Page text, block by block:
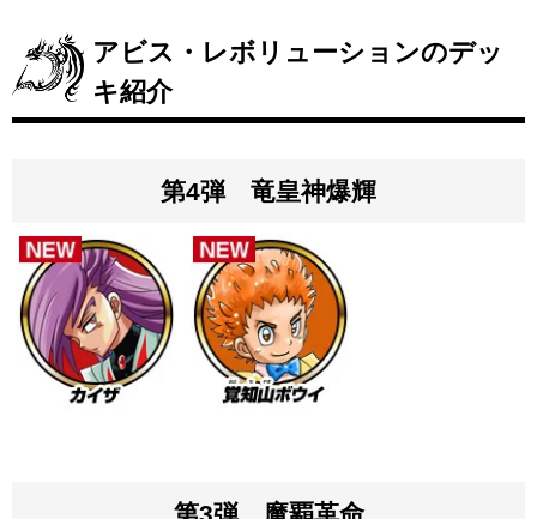
アビス・レボリューションのデッ
キ紹介
第4弾 竜皇神爆輝
第3弾 魔覇革命